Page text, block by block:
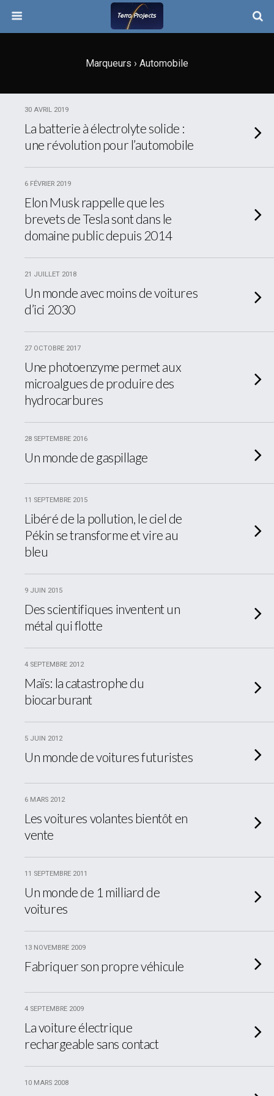
Marqueurs › Automobile
30 AVRIL 2019
La batterie à électrolyte solide :
une révolution pour l’automobile
6 FÉVRIER 2019
Elon Musk rappelle que les
brevets de Tesla sont dans le
domaine public depuis 2014
21 JUILLET 2018
Un monde avec moins de voitures
d’ici 2030
27 OCTOBRE 2017
Une photoenzyme permet aux
microalgues de produire des
hydrocarbures
28 SEPTEMBRE 2016
Un monde de gaspillage
11 SEPTEMBRE 2015
Libéré de la pollution, le ciel de
Pékin se transforme et vire au
bleu
9 JUIN 2015
Des scientifiques inventent un
métal qui flotte
4 SEPTEMBRE 2012
Maïs: la catastrophe du
biocarburant
5 JUIN 2012
Un monde de voitures futuristes
6 MARS 2012
Les voitures volantes bientôt en
vente
11 SEPTEMBRE 2011
Un monde de 1 milliard de
voitures
13 NOVEMBRE 2009
Fabriquer son propre véhicule
4 SEPTEMBRE 2009
La voiture électrique
rechargeable sans contact
10 MARS 2008